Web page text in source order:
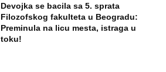
Devojka se bacila sa 5. sprata
Filozofskog fakulteta u Beogradu:
Preminula na licu mesta, istraga u
toku!